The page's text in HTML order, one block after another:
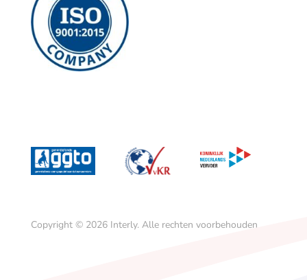
Copyright © 2026 Interly. Alle rechten voorbehouden